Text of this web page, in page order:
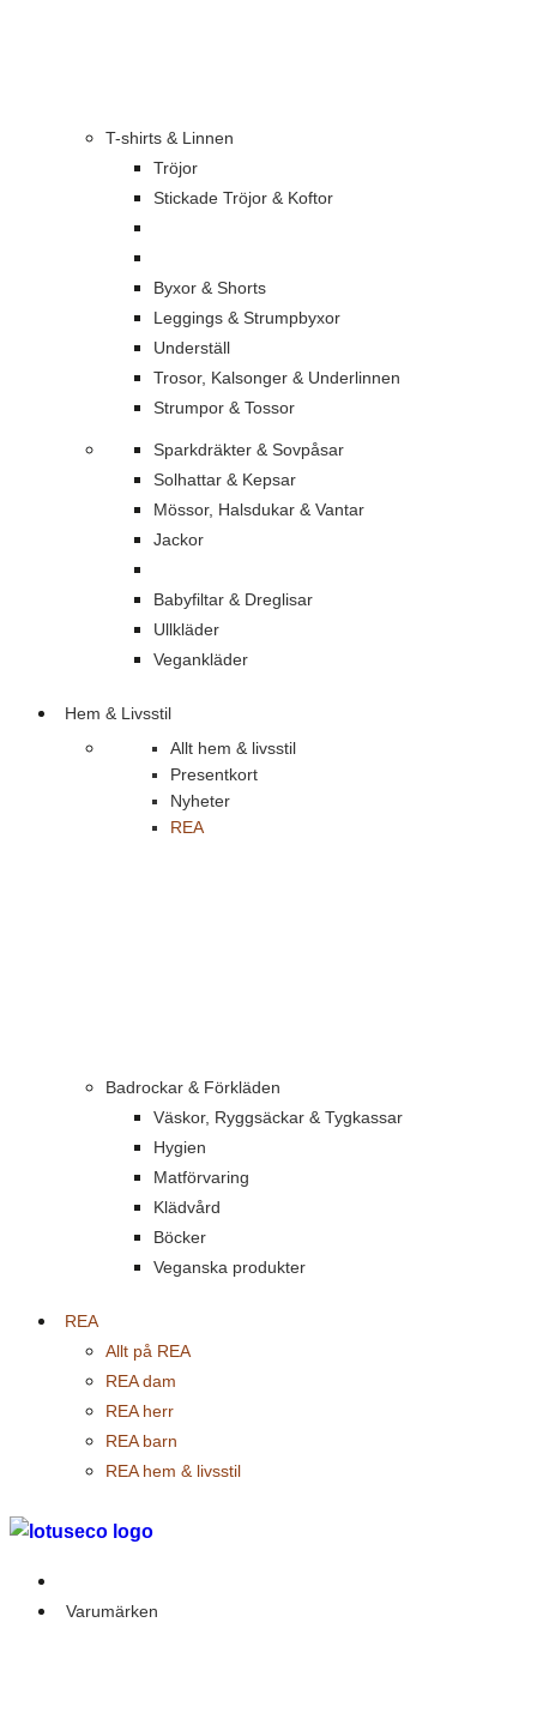
T-shirts & Linnen
Tröjor
Stickade Tröjor & Koftor
Byxor & Shorts
Leggings & Strumpbyxor
Underställ
Trosor, Kalsonger & Underlinnen
Strumpor & Tossor
Sparkdräkter & Sovpåsar
Solhattar & Kepsar
Mössor, Halsdukar & Vantar
Jackor
Babyfiltar & Dreglisar
Ullkläder
Vegankläder
Hem & Livsstil
Allt hem & livsstil
Presentkort
Nyheter
REA
Badrockar & Förkläden
Väskor, Ryggsäckar & Tygkassar
Hygien
Matförvaring
Klädvård
Böcker
Veganska produkter
REA
Allt på REA
REA dam
REA herr
REA barn
REA hem & livsstil
Varumärken